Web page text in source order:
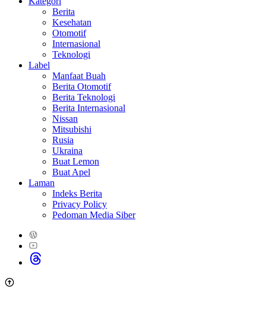
Berita
Kesehatan
Otomotif
Internasional
Teknologi
Label
Manfaat Buah
Berita Otomotif
Berita Teknologi
Berita Internasional
Nissan
Mitsubishi
Rusia
Ukraina
Buat Lemon
Buat Apel
Laman
Indeks Berita
Privacy Policy
Pedoman Media Siber